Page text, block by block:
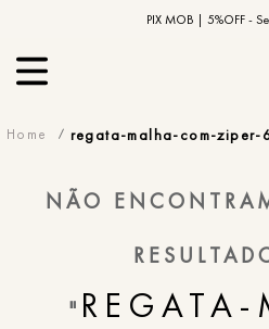
PIX MOB | 5%OFF -
10% OFF na primeira compra |
regata-malha-com-ziper-
NÃO
"